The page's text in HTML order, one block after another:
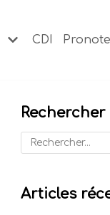
CDI Pronote
Rechercher
Articles